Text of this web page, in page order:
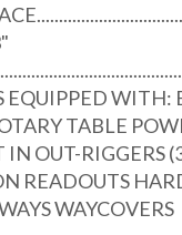
EQUIPPED WITH:
TABLE
IN OUT-RIGGERS
READOUTS
WAYCOVERS